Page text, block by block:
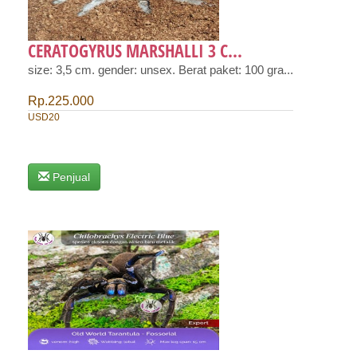
CERATOGYRUS MARSHALLI 3 C...
size: 3,5 cm. gender: unsex. Berat paket: 100 gra...
Rp.225.000
USD20
Penjual